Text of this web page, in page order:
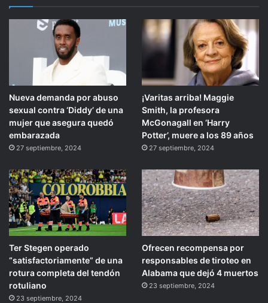
Nueva demanda por abuso
sexual contra ‘Diddy’ de una
mujer que asegura quedó
embarazada
27 septiembre, 2024
¡Varitas arriba! Maggie
Smith, la profesora
McGonagall en ‘Harry
Potter’, muere a los 89 años
27 septiembre, 2024
Ter Stegen operado
“satisfactoriamente” de una
rotura completa del tendón
rotuliano
23 septiembre, 2024
Ofrecen recompensa por
responsables de tiroteo en
Alabama que dejó 4 muertos
23 septiembre, 2024